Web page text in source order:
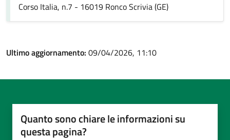
Corso Italia, n.7 - 16019 Ronco Scrivia (GE)
Ultimo aggiornamento: 09/04/2026, 11:10
Quanto sono chiare le informazioni su
questa pagina?